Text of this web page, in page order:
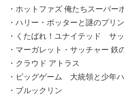
・ホットファズ 俺たちスーパー
・ハリー・ポッターと謎のプリ
・くたばれ！ユナイテッド サッ
・マーガレット・サッチャー 鉄
・クラウド アトラス
・ビッグゲーム 大統領と少年
・ブルックリン